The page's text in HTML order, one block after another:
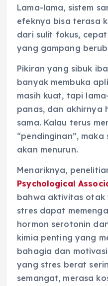
Lama-lama, sistem
efeknya bisa terasa
dari sulit fokus,
yang gampang
Pikiran yang sibuk
banyak membuka
masih kuat, tapi
panas, dan akhirnya
sama. Kalau terus
“pendinginan”,
akan menurun.
Menariknya,
Psychological
bahwa aktivitas
stres dapat
hormon serotonin
kimia penting yang
bahagia dan
yang stres berat
semangat, merasa